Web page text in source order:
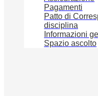
Pagamenti
Patto di
disciplina
Informazioni
Spazio ascolto